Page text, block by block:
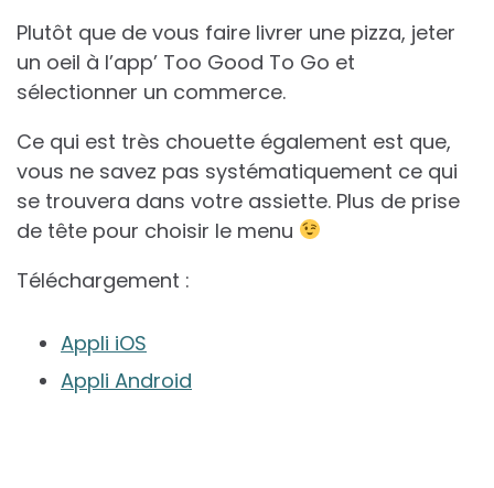
Plutôt que de vous faire livrer une pizza, jeter
un oeil à l’app’ Too Good To Go et
sélectionner un commerce.
Ce qui est très chouette également est que,
vous ne savez pas systématiquement ce qui
se trouvera dans votre assiette. Plus de prise
de tête pour choisir le menu
Téléchargement :
Appli iOS
Appli Android